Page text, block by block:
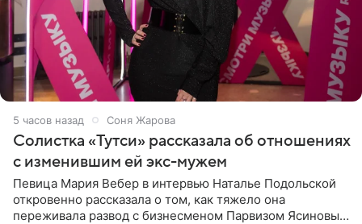
5 часов назад Соня Жарова
Солистка «Тутси» рассказала об отношениях
с изменившим ей экс-мужем
Певица Мария Вебер в интервью Наталье Подольской
откровенно рассказала о том, как тяжело она
переживала развод с бизнесменом Парвизом Ясиновым.